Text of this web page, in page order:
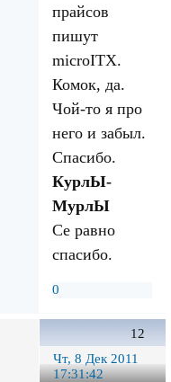
прайсов
пишут
microITX.
Комок, да.
Чой-то я про
него и забыл.
Спасибо.
КурлЫ-
МурлЫ
Се равно
спасибо.
0
12
Чт, 8 Дек 2011
17:31:42